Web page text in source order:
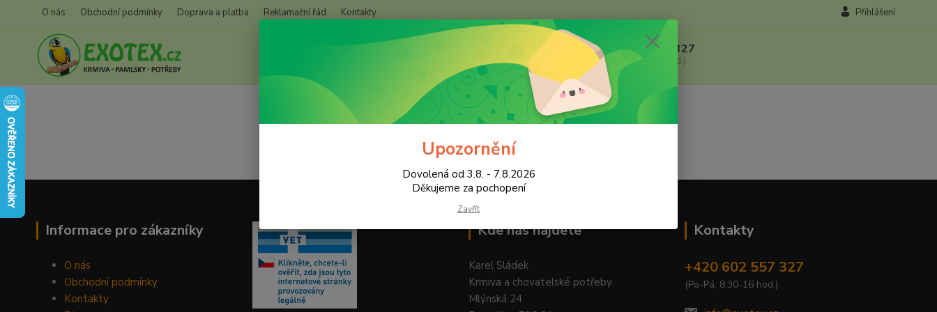
O nás Obchodní podmínky Doprava a platba Reklamační řád Kontakty Přihlášení
+420 602 557 327
(Po-Pá, 8:30-16 hod.)
Informace pro zákazníky
O nás
Obchodní podmínky
Kontakty
Kde nás najdete
Karel Sládek
Krmiva a chovatelské potřeby
Mlýnská 24
Kontakty
+420 602 557 327
(Po-Pá, 8:30-16 hod.)
Upozornění
Dovolená od 3.8. - 7.8.2026
Děkujeme za pochopení
Zavřít